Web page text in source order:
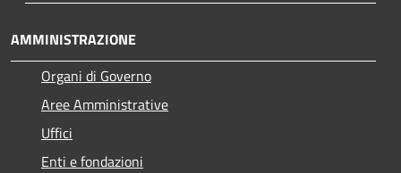
AMMINISTRAZIONE
Organi di Governo
Aree Amministrative
Uffici
Enti e fondazioni